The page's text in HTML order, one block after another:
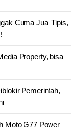
Cuma Jual Tipis,
Property, bisa
Pemerintah,
Moto G77 Power